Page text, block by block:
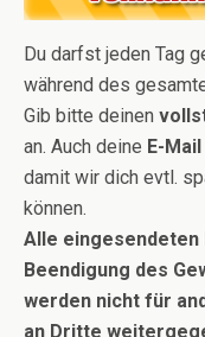
Du darfst jeden Tag
während des
Gib bitte deinen
an. Auch deine E-
damit wir dich evtl.
können.
Alle eingesendeten
Beendigung des
werden nicht für
an Dritte